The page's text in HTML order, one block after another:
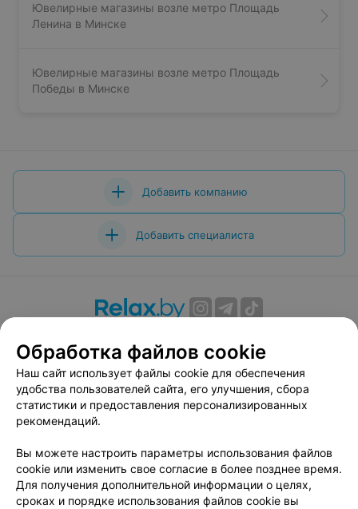
Ювелирные магазины возле метро Площадь
Ленина в Минске
Ювелирные магазины возле метро Площадь
Победы в Минске
Добавить компанию
Добавить специалиста
Вакансии
Публичный договор
Способы оплаты
Публичный договор по использованию сервиса
«Афиша»
Пользовательское соглашение
Связаться по вопросам сотрудничества
Написать руководителю relax.by
Персональные настройки cookie
Обработка файлов cookie
Наш сайт использует файлы cookie для обеспечения
удобства пользователей сайта, его улучшения, сбора
статистики и предоставления персонализированных
рекомендаций.
Вы можете настроить параметры использования файлов
cookie или изменить свое согласие в более позднее время.
Для получения дополнительной информации о целях,
сроках и порядке использования файлов cookie вы